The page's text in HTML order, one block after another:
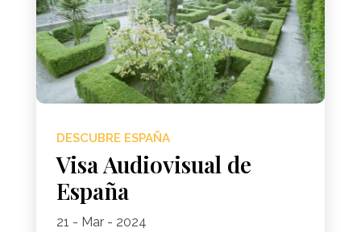
DESCUBRE ESPAÑA
Visa Audiovisual de
España
21 - Mar - 2024